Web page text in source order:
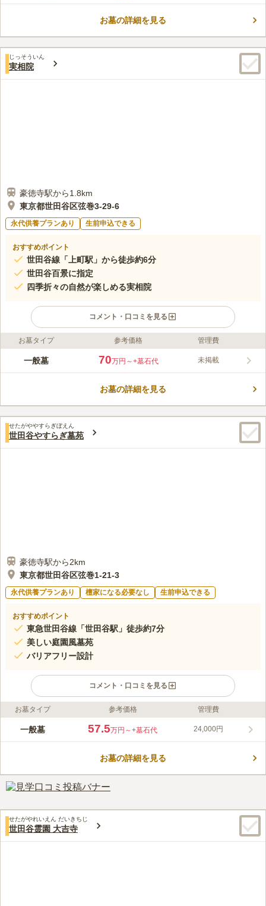
られた花壇の下に眠る、樹木葬を超える花壇葬があります。園内
口コミ評価
みんなの評価
40代女性
家族に足を悪くしている人間がいるため、タクシーで往復するの
お墓の詳細を見る
じっそういん
実相院
豪徳寺駅から1.8km
東京都世田谷区弦巻3-29-6
永代供養プランあり 生前申込できる
おすすめポイント
世田谷線「上町駅」から徒歩約6分
世田谷百景に指定
四季折々の自然が楽しめる実相院
コメント・口コミを見る
ライフドット編集部のコメント
「上町駅」から徒歩6分、バスを利用すると「弦巻営業所」から
には本堂などの改修工事も終わり、現在では、御朱印地としても
然が楽しめるので、お参り後の散策も楽しめます。
口コミ評価
みんなの評価
50代男性
近くにコンビニがあり、お花等は売っているが、それ以外は特段
お墓タイプ 参考価格 管理費
一般墓 70万円～+墓石代 未掲載
お墓の詳細を見る
せたがややすらぎぼえん
世田谷やすらぎ墓苑
豪徳寺駅から2km
東京都世田谷区弦巻1-21-3
永代供養プランあり 檀家になる必要なし 生前申込できる
おすすめポイント
東急世田谷線「世田谷駅」徒歩約7分
美しい庭園風墓苑
バリアフリー設計
コメント・口コミを見る
ライフドット編集部のコメント
東急世田谷線「世田谷駅」から徒歩7分とアクセス良好な霊園で
壇葬は、世田谷地区に初登場です。園内はバリアフリー設計で心
ができます。また、随所に休憩スペースが設けられており、花と
緑にふれあいながら散策ができます。
口コミ評価
お墓タイプ 参考価格 管理費
一般墓 57.5万円～+墓石代 24,000円
お墓の詳細を見る
せたがやれいえん だいきちじ
世田谷霊園 大吉寺